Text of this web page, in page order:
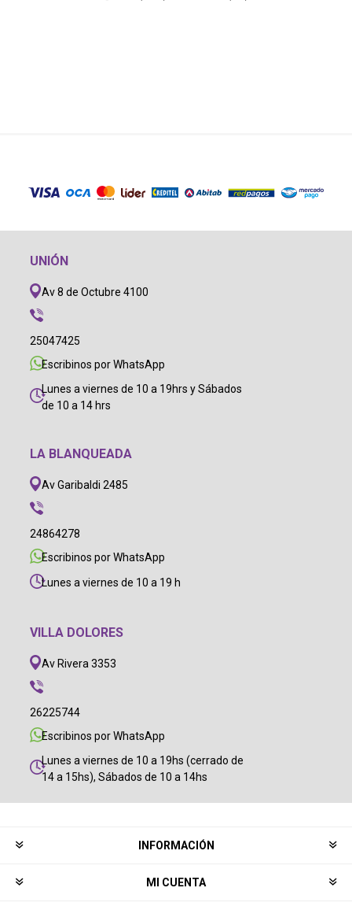
UNIÓN
Av 8 de Octubre 4100
25047425
Escribinos por WhatsApp
Lunes a viernes de 10 a 19hrs y Sábados
de 10 a 14 hrs
LA BLANQUEADA
Av Garibaldi 2485
24864278
Escribinos por WhatsApp
Lunes a viernes de 10 a 19 h
VILLA DOLORES
Av Rivera 3353
26225744
Escribinos por WhatsApp
Lunes a viernes de 10 a 19hs (cerrado de
14 a 15hs), Sábados de 10 a 14hs
INFORMACIÓN
MI CUENTA